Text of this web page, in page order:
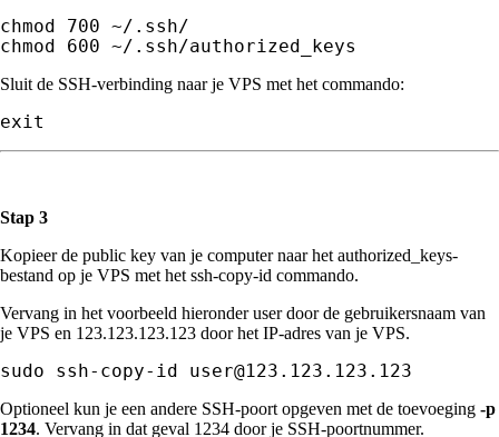
chmod 700 ~/.ssh/
chmod 600 ~/.ssh/authorized_keys
Sluit de SSH-verbinding naar je VPS met het commando:
exit
Stap 3
Kopieer de public key van je computer naar het authorized_keys-
bestand op je VPS met het ssh-copy-id commando.
Vervang in het voorbeeld hieronder user door de gebruikersnaam van
je VPS en 123.123.123.123 door het IP-adres van je VPS.
Optioneel kun je een andere SSH-poort opgeven met de toevoeging -p
1234. Vervang in dat geval 1234 door je SSH-poortnummer.